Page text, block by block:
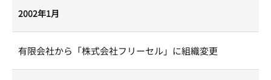
2002年1月
有限会社から「株式会社フリーセル」に組織変更